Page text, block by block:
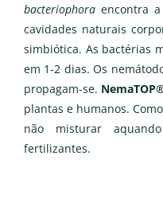
bacteriophoraencontra a
cavidades naturais
simbiótica. As bactérias
em 1-2 dias. Os
propagam-se.
plantas e humanos.
não misturar
fertilizantes.